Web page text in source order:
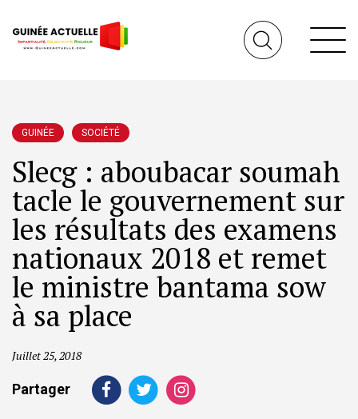
GUINÉE SOCIÉTÉ
Slecg : aboubacar soumah
tacle le gouvernement sur
les résultats des examens
nationaux 2018 et remet
le ministre bantama sow
à sa place
Juillet 25, 2018
Partager